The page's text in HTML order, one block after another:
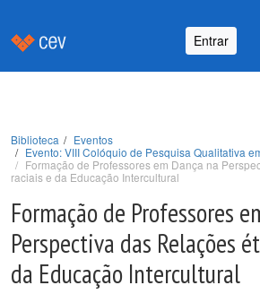
Entrar
Biblioteca
Eventos
Evento: VIII Colóquio de Pesquisa Qualitativa
Formação de Professores em Dança na
raciais e da Educação Intercultural
Formação de Professores
Perspectiva das Relações
da Educação Intercultural